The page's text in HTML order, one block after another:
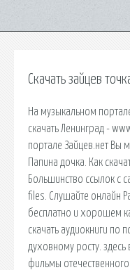
Скачать зайцев
На музыкальном
скачать Ленинград -
портале Зайцев.нет Вы
Папина дочка. Как
Большинство ссылок с
files. Слушайте онлайн
бесплатно и хорошем
скачать аудиокниги по
духовному росту.
фильмы